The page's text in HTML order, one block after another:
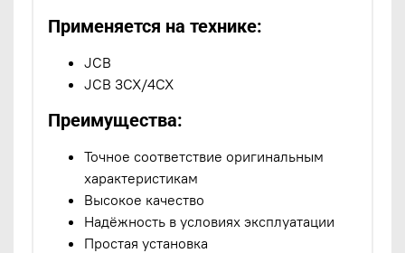
Применяется на технике:
JCB
JCB 3CX/4CX
Преимущества:
Точное соответствие оригинальным
характеристикам
Высокое качество
Надёжность в условиях эксплуатации
Простая установка